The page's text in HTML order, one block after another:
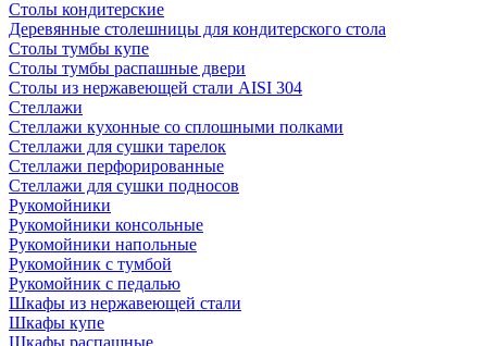
Столы кондитерские
Деревянные столешницы для кондитерского стола
Столы тумбы купе
Столы тумбы распашные двери
Столы из нержавеющей стали AISI 304
Стеллажи
Стеллажи кухонные со сплошными полками
Стеллажи для сушки тарелок
Стеллажи перфорированные
Стеллажи для сушки подносов
Рукомойники
Рукомойники консольные
Рукомойники напольные
Рукомойник с тумбой
Рукомойник с педалью
Шкафы из нержавеющей стали
Шкафы купе
Шкафы распашные